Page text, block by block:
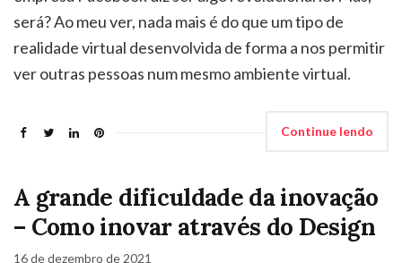
será? Ao meu ver, nada mais é do que um tipo de
realidade virtual desenvolvida de forma a nos permitir
ver outras pessoas num mesmo ambiente virtual.
Continue lendo
A grande dificuldade da inovação
– Como inovar através do Design
16 de dezembro de 2021